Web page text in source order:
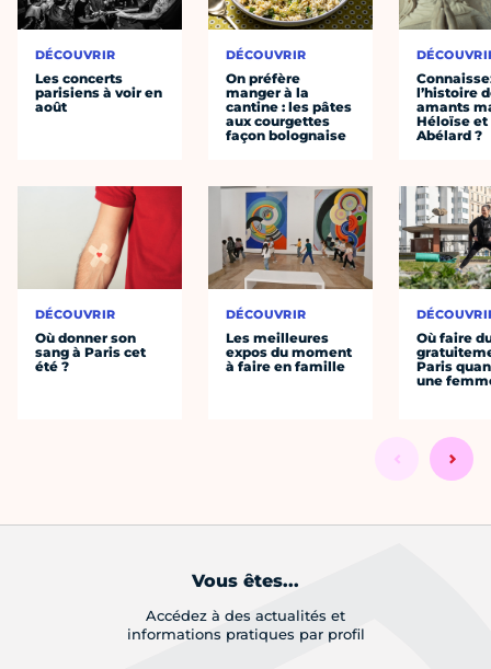
DÉCOUVRIR
Les concerts
parisiens à voir en
août
DÉCOUVRIR
Où donner son
sang à Paris cet
été ?
DÉCOUVRIR
On préfère
manger à la
cantine : les pâtes
aux courgettes
façon bolognaise
DÉCOUVRIR
Les meilleures
expos du moment
à faire en famille
l’histoire
amants
Héloïse et
Abélard ?
Où faire
Paris
une
Vous êtes...
Accédez à des actualités et
informations pratiques par profil